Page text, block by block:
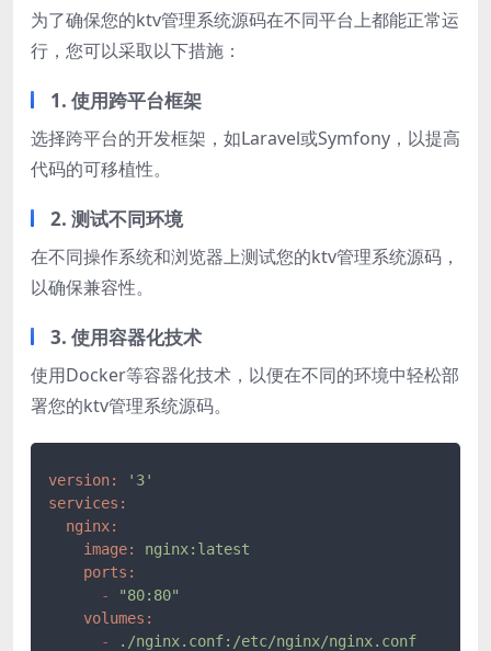
为了确保您的ktv管理系统源码在不同平台上都能正常运
行，您可以采取以下措施：
1. 使用跨平台框架
选择跨平台的开发框架，如Laravel或Symfony，以提高
代码的可移植性。
2. 测试不同环境
在不同操作系统和浏览器上测试您的ktv管理系统源码，
以确保兼容性。
3. 使用容器化技术
使用Docker等容器化技术，以便在不同的环境中轻松部
署您的ktv管理系统源码。
version:
'3'
services:
nginx:
image:
nginx:latest
ports:
-
"80:80"
volumes:
-
./nginx.conf:/etc/nginx/nginx.conf